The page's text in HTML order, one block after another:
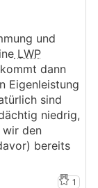
und
LWP
dann
Eigenleistung
sind
niedrig,
wir den
bereits
1